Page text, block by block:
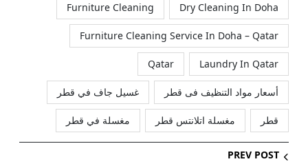
Dry Cleaning In Doha
Furniture Cleaning
Furniture Cleaning Service In Doha – Qatar
Laundry In Qatar
Qatar
أسعار مواد التنظيف فى قطر غسيل جاف في قطر
قطر مغسلة اتلانتس قطر مغسلة في قطر
PREV POST